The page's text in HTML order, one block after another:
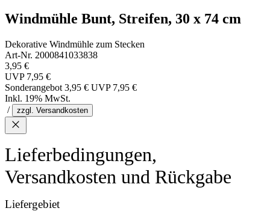
Windmühle Bunt, Streifen, 30 x 74 cm
Dekorative Windmühle zum Stecken
Art-Nr. 2000841033838
3,95 €
UVP 7,95 €
Sonderangebot 3,95 € UVP 7,95 €
Inkl. 19% MwSt.
/
zzgl. Versandkosten
Lieferbedingungen,
Versandkosten und Rückgabe
Liefergebiet